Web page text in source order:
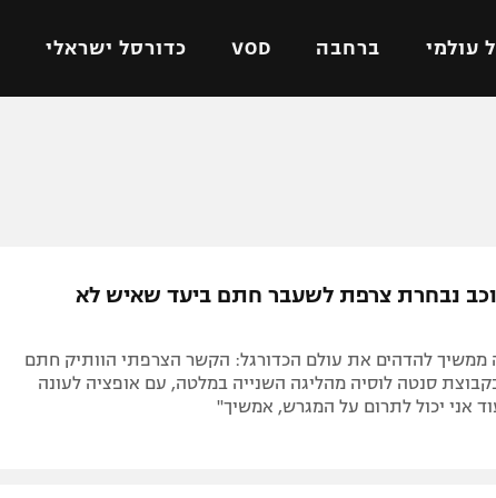
עולמי ברחבה VOD כדורסל ישראלי
ישראל
ליגה איטלקית
ליגה צרפתית
הפועל ירושלים
41: כוכב נבחרת צרפת לשעבר חתם ביעד שאיש לא
ממשיך להדהים את עולם הכדורגל: הקשר הצרפתי הוותיק חתם
סנטה לוסיה מהליגה השנייה במלטה, עם אופציה לעונה
אני יכול לתרום על המגרש, אמשיך"